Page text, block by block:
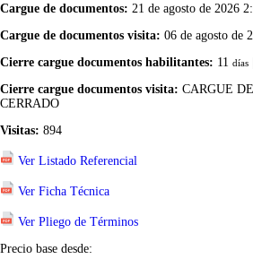
Cargue de documentos: 21 de agosto de 2026
Cargue de documentos visita: 06 de agosto de
Cierre cargue documentos habilitantes: 11 días
Cierre cargue documentos visita: CARGUE
CERRADO
Visitas: 894
Ver Listado Referencial
Ver Ficha Técnica
Ver Pliego de Términos
Precio base desde: